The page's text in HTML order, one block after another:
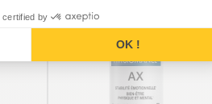
certified by
OK !